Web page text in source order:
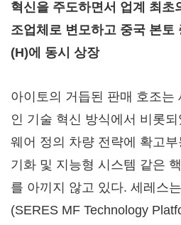
혁신을 주도하면서 업계 최초
조업체로 변모하고 중국 본토
(H)에 동시 상장
아이토의 거듭된 판매 호조는
인 기술 혁신 방식에서 비롯
웨어 정의 차량 전략에 확고
기화 및 지능형 시스템 같은
를 아끼지 않고 있다. 세레스
(SERES MF Technology